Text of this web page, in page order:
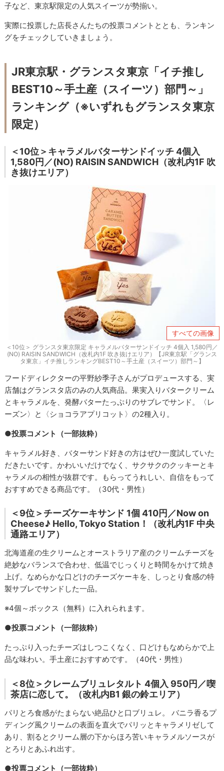
子など、東京駅限定の人気スイーツが勢揃い。
実際に投票した店長さんたちの投票コメントととも、ランキン
グをチェックしていきましょう。
JR東京駅・グランスタ東京「イチ推し
BEST10～手土産（スイーツ）部門～」
ランキング（※いずれもグランスタ東京
限定）
＜10位＞キャラメルバターサンドイッチ 4個入
1,580円／(NO) RAISIN SANDWICH（改札内1F 吹
き抜けエリア）
すべての画像
＜10位＞ グランスタ東京限定 キャラメルバターサンドイッチ 4個入 1,580円／
(NO) RAISIN SANDWICH（改札内1F 吹き抜けエリア）【JR東京駅「グランス
タ東京」イチ推しランキングBEST10～手土産（スイーツ）部門～】
フードディレクターの平野紗季子さんがプロデュースする、実
店舗はグランスタ店のみの人気商品。果実入りバタークリーム
とキャラメルを、発酵バターたっぷりのサブレでサンド。〈レ
ーズン〉と〈ショコラアプリコット〉の2種入り。
●投票コメント（一部抜粋）
キャラメル好き、バターサンド好きの方はぜひ一度試していた
だきたいです。かわいいだけでなく、サクサクのクッキーとキ
ャラメルの相性が抜群です。もらってうれしい、自信をもって
おすすめできる商品です。（30代・男性）
＜9位＞チーズケーキサンド 1個 410円／Now on
Cheese♪ Hello, Tokyo Station！（改札内1F 中央
通路エリア）
北海道産の生クリームとオーストラリア産のクリームチーズを
絶妙なバランスで合わせ、低温でじっくりと時間をかけて焼き
上げ。なめらかな口どけのチーズケーキを、しっとり食感の特
製サブレでサンドした一品。
※4個～ボックス（無料）に入れられます。
●投票コメント（一部抜粋）
たっぷり入ったチーズはしつこくなく、口どけもなめらかで上
品な味わい。手土産におすすめです。（40代・男性）
＜8位＞クレームブリュレタルト 4個入 950円／喫
茶店に恋して。（改札内B1 銀の鈴エリア）
パリとろ食感がたまらない絶品ひと口ブリュレ。 バニラ香るプ
ディング風クリームの表面を直火でパリッとキャラメリゼして
あり、割るとクリーム層の下からほろ苦いキャラメルソースが
とろりとあふれ出す。
●投票コメント（一部抜粋）